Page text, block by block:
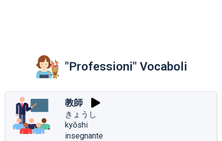
"Professioni" Vocaboli
教師
きょうし
kyōshi
insegnante